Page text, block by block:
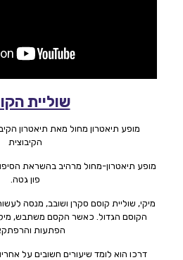
שוליית
מופע תיאטרון מחול מאת תיאטרון
הקיבוצית
מופע תיאטרון-מחול מרהיב בהשראת
פון גטה.
מיקי, שוליית קוסם סקרן ושובב, מנסה
הקוסם הגדול. כאשר הקסם משתבש,
הפתעות
דרכו הוא לומד שיעורים חשובים על